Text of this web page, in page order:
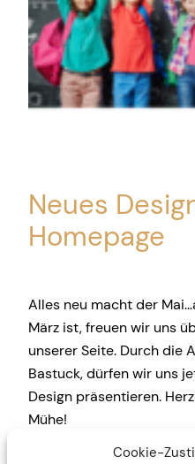
Cookie-
Neues
Homepage
Alles neu macht der
März ist, freuen wir uns
unserer Seite. Durch die
Bastuck, dürfen wir uns
Design präsentieren.
Mühe!